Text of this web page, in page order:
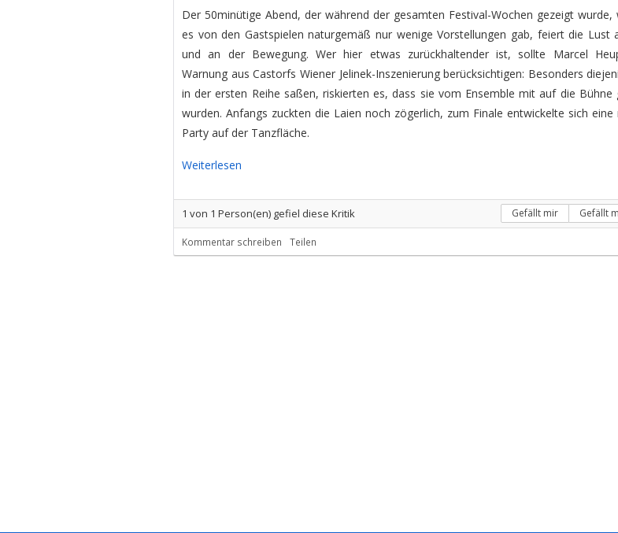
Der 50minütige Abend, der während der gesamten Festival-Wochen gezeigt wurde,
es von den Gastspielen naturgemäß nur wenige Vorstellungen gab, feiert die Lust
und an der Bewegung. Wer hier etwas zurückhaltender ist, sollte Marcel
Warnung aus Castorfs Wiener Jelinek-Inszenierung berücksichtigen: Besonders
in der ersten Reihe saßen, riskierten es, dass sie vom Ensemble mit auf die Bühne
wurden. Anfangs zuckten die Laien noch zögerlich, zum Finale entwickelte sich eine
Party auf der Tanzfläche.
Weiterlesen
1 von 1 Person(en) gefiel diese Kritik Gefällt mir Gefällt
Kommentar schreiben Teilen